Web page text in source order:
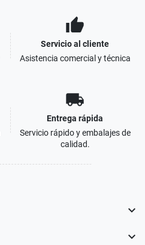
thumb_up
Servicio al cliente
Asistencia comercial y técnica
local_shipping
Entrega rápida
Servicio rápido y embalajes de
calidad.

